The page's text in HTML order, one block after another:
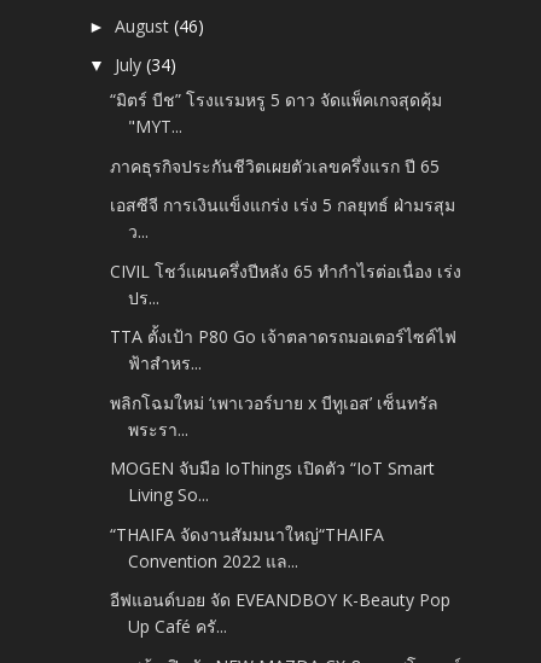
►August(46)
▼ July(34)
“มิตร์ บีช” โรงแรมหรู 5 ดาว จัดแพ็คเกจสุดคุ้ม
"MYT...
ภาคธุรกิจประกันชีวิตเผยตัวเลขครึ่งแรก ปี 65
เอสซีจี การเงินแข็งแกร่ง เร่ง 5 กลยุทธ์ ฝ่ามรสุม
ว...
CIVIL โชว์แผนครึ่งปีหลัง 65 ทำกำไรต่อเนื่อง เร่ง
ปร...
TTA ตั้งเป้า P80 Go เจ้าตลาดรถมอเตอร์ไซค์ไฟ
ฟ้าสำหร...
พลิกโฉมใหม่ ‘เพาเวอร์บาย x บีทูเอส’ เซ็นทรัล
พระรา...
MOGEN จับมือ IoThings เปิดตัว “IoT Smart
Living So...
“THAIFA จัดงานสัมมนาใหญ่“THAIFA
Convention 2022 แล...
อีฟแอนด์บอย จัด EVEANDBOY K-Beauty Pop
Up Café ครั...